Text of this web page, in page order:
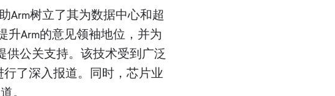
Arm树立了其为数据中心和超
升Arm的意见领袖地位，并为
供公关支持。该技术受到广泛
行了深入报道。同时，芯片业